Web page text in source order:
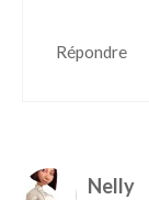
Répondre
Nelly